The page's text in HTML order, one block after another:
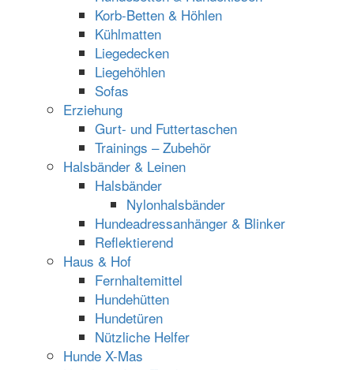
Korb-Betten & Höhlen
Kühlmatten
Liegedecken
Liegehöhlen
Sofas
Erziehung
Gurt- und Futtertaschen
Trainings – Zubehör
Halsbänder & Leinen
Halsbänder
Nylonhalsbänder
Hundeadressanhänger & Blinker
Reflektierend
Haus & Hof
Fernhaltemittel
Hundehütten
Hundetüren
Nützliche Helfer
Hunde X-Mas